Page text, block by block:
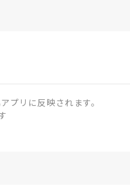
プリに反映されます。